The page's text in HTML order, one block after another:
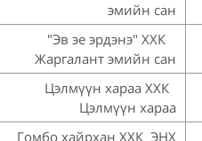
эмийн сан
"Эв эе эрдэнэ" ХХК
Жаргалант эмийн сан
Цэлмүүн хараа ХХК
Цэлмүүн хараа
Гомбо хайрхан ХХК ЭНХ